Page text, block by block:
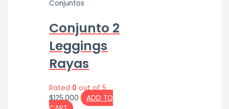
Conjuntos
Conjunto 2
Leggings
Rayas
Rated 0 out of 5
$125,000
ADD TO